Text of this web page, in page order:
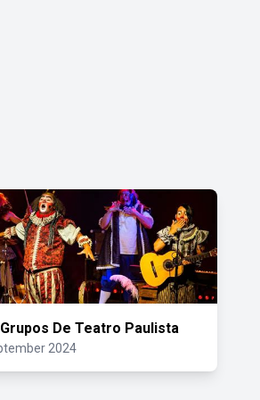
De Teatro Paulista
2024